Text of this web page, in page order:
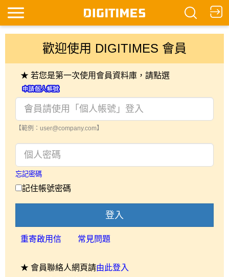
歡迎使用 DIGITIMES 會員
★ 若您是第一次使用會員資料庫，請點選
【範例：user@company.com】
忘記密碼
記住帳號密碼
登入
重寄啟用信 常見問題
★ 會員聯絡人網頁請由此登入